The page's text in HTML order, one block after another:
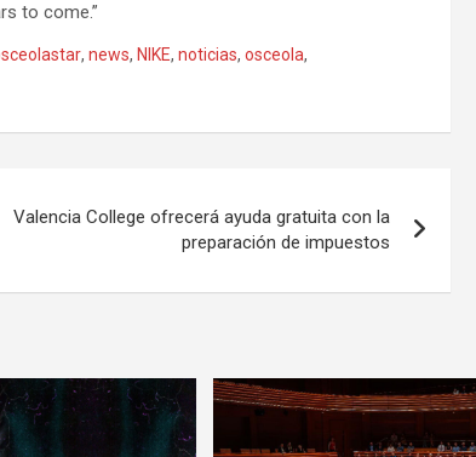
to come.”
, news, NIKE, noticias, osceola,
Valencia College ofrecerá ayuda gratuita con la
preparación de impuestos